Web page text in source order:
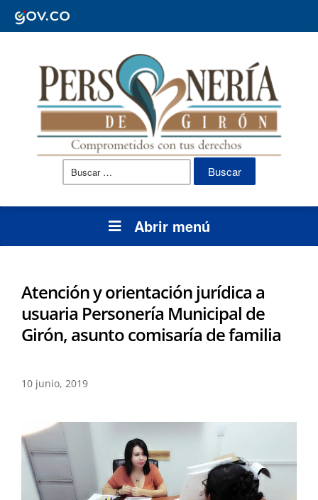
Buscar:
Abrir menú
Atención y orientación jurídica a
usuaria Personería Municipal de
Girón, asunto comisaría de familia
10 junio, 2019